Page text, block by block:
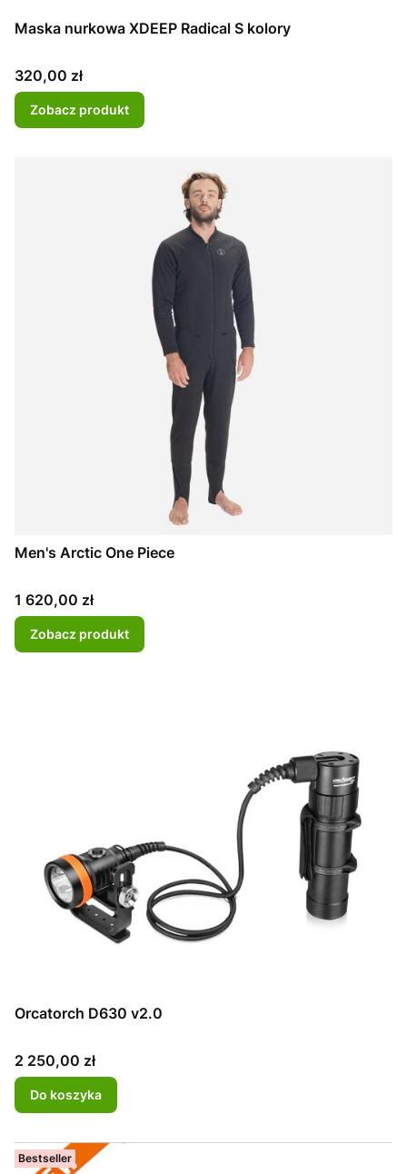
Maska nurkowa XDEEP Radical S kolory
Cena
320,00 zł
Zobacz produkt
Men's Arctic One Piece
Cena
1 620,00 zł
Zobacz produkt
Orcatorch D630 v2.0
Cena
2 250,00 zł
Do koszyka
Bestseller